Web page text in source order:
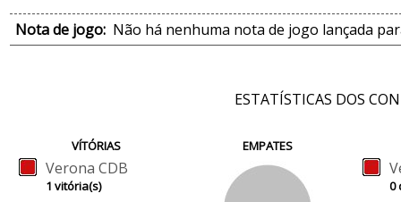
Nota de jogo: Não há nenhuma nota de jogo lançada
ESTATÍSTICAS DOS
VÍTÓRIAS
Verona CDB
1 vitória(s)
EMPATES
0